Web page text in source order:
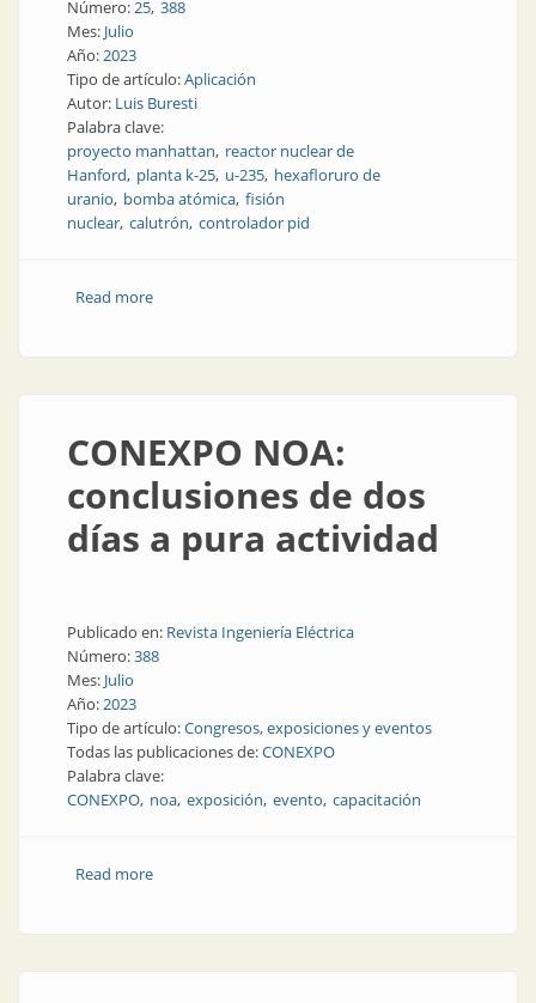
Número:25 388
Mes: Julio
Año:2023
Tipo de artículo:Aplicación
Autor: Luis Buresti
Palabra clave:
proyecto manhattan reactor nuclear de
Hanford planta k-25 u-235 hexafloruro de
uranio bomba atómica fisión
nuclear calutrón controlador pid
Read moreabout “Las chicas PID” o “The calutron girls”
CONEXPO NOA:
conclusiones de dos
días a pura actividad
Publicado en: Revista Ingeniería Eléctrica
Número:388
Mes: Julio
Año:2023
Tipo de artículo:Congresos, exposiciones y eventos
Todas las publicaciones de:CONEXPO
Palabra clave:
CONEXPO noa exposición evento capacitación
Read moreabout CONEXPO NOA: conclusiones de dos días a